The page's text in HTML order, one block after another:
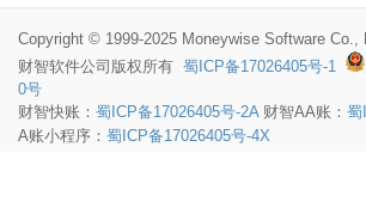
Copyright © 1999-2025 Moneywise Software Co.,
财智软件公司版权所有 蜀ICP备17026405号-1
0号
财智快账： 蜀ICP备17026405号-2A财智AA账： 蜀
A账小程序： 蜀ICP备17026405号-4X